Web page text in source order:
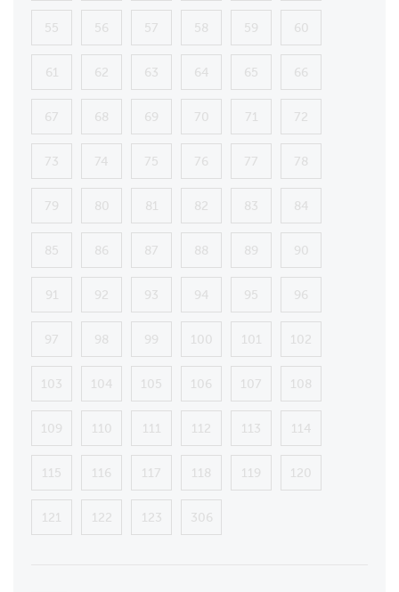
55 56 57 58 59 60
61 62 63 64 65 66
67 68 69 70 71 72
73 74 75 76 77 78
79 80 81 82 83 84
85 86 87 88 89 90
91 92 93 94 95 96
97 98 99 100 101 102
103 104 105 106 107 108
109 110 111 112 113 114
115 116 117 118 119 120
121 122 123 306